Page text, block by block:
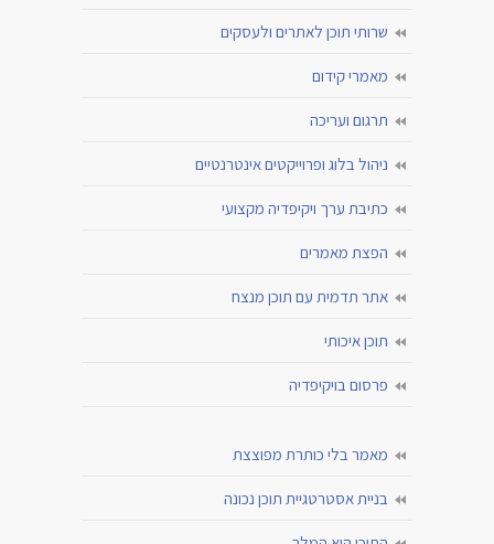
שרותי תוכן לאתרים ולעסקים
מאמרי קידום
תרגום ועריכה
ניהול בלוג ופרוייקטים אינטרנטיים
כתיבת ערך ויקיפדיה מקצועי
הפצת מאמרים
אתר תדמית עם תוכן מנצח
תוכן איכותי
פרסום בויקיפדיה
מאמר בלי כותרת מפוצצת
בניית אסטרטגיית תוכן נכונה